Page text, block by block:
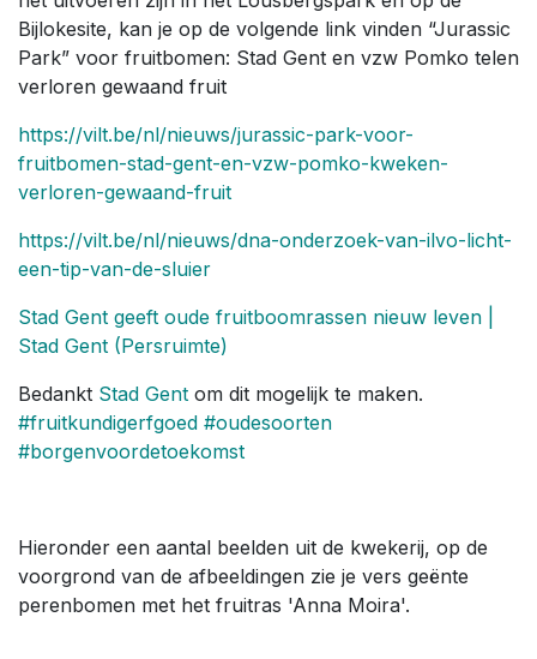
Bijlokesite, kan je op de volgende link vinden “Jurassic
Park” voor fruitbomen: Stad Gent en vzw Pomko telen
verloren gewaand fruit
https://vilt.be/nl/nieuws/jurassic-park-voor-
fruitbomen-stad-gent-en-vzw-pomko-kweken-
verloren-gewaand-fruit
https://vilt.be/nl/nieuws/dna-onderzoek-van-ilvo-licht-
een-tip-van-de-sluier
Stad Gent geeft oude fruitboomrassen nieuw leven |
Stad Gent (Persruimte)
Bedankt Stad Gent om dit mogelijk te maken.
#fruitkundigerfgoed #oudesoorten
#borgenvoordetoekomst
Hieronder een aantal beelden uit de kwekerij, op de
voorgrond van de afbeeldingen zie je vers geënte
perenbomen met het fruitras 'Anna Moira'.